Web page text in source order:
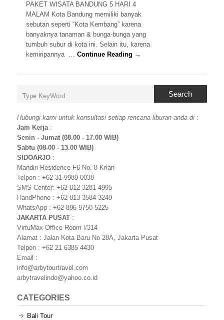
PAKET WISATA BANDUNG 5 HARI 4
MALAM Kota Bandung memiliki banyak
sebutan seperti “Kota Kembang” karena
banyaknya tanaman & bunga-bunga yang
tumbuh subur di kota ini. Selain itu, karena
kemiripannya …Continue Reading →
Search
Hubungi kami untuk konsultasi setiap rencana liburan anda di :
Jam Kerja:
Senin - Jumat (08.00 - 17.00 WIB)
Sabtu (08-00 - 13.00 WIB)
SIDOARJO :
Mandiri Residence F6 No. 8 Krian
Telpon : +62 31 9989 0038
SMS Center: +62 812 3281 4995
HandPhone : +62 813 3584 3249
WhatsApp : +62 896 9750 5225
JAKARTA PUSAT :
VirtuMax Office Room #314
Alamat : Jalan Kota Baru No 28A, Jakarta Pusat
Telpon : +62 21 6385 4430
Email :
info@arbytourtravel.com
arbytravelindo@yahoo.co.id
CATEGORIES
Bali Tour